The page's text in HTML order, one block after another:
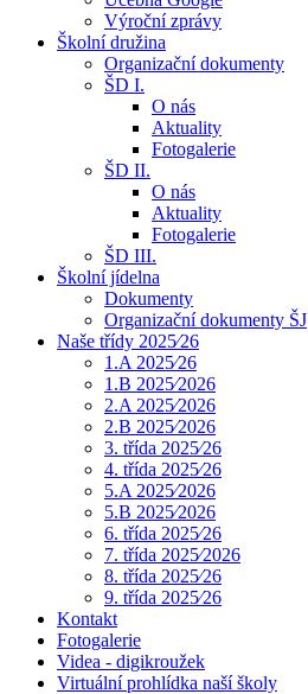
Výroční zprávy
Školní družina
Organizační dokumenty
ŠD I.
O nás
Aktuality
Fotogalerie
ŠD II.
O nás
Aktuality
Fotogalerie
ŠD III.
Školní jídelna
Dokumenty
Organizační dokumenty ŠJ
Naše třídy 2025⁄26
1.A 2025⁄26
1.B 2025⁄2026
2.A 2025⁄2026
2.B 2025⁄2026
3. třída 2025⁄26
4. třída 2025⁄26
5.A 2025⁄2026
5.B 2025⁄2026
6. třída 2025⁄26
7. třída 2025⁄2026
8. třída 2025⁄26
9. třída 2025⁄26
Kontakt
Fotogalerie
Videa - digikroužek
Virtuální prohlídka naší školy